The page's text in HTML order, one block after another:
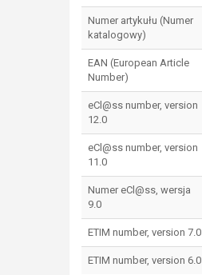
Numer artykułu (Numer
katalogowy)
EAN (European Article
Number)
eCl@ss number, version
12.0
eCl@ss number, version
11.0
Numer eCl@ss, wersja
9.0
ETIM number, version 7.0
ETIM number, version 6.0